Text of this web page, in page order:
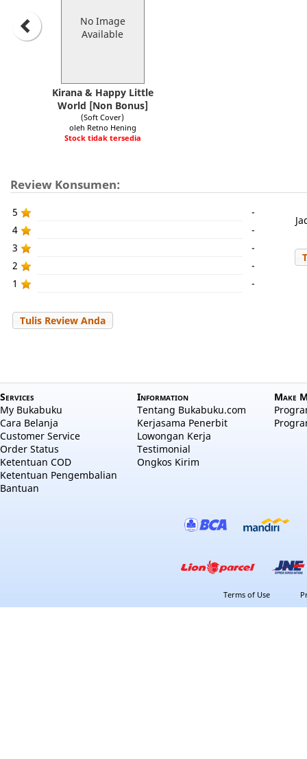
No Image
Available
Kirana & Happy Little
World [Non Bonus]
(Soft Cover)
oleh Retno Hening
Stock tidak tersedia
Review Konsumen:
5
-
4
-
3
-
2
-
1
-
Tulis Review Anda
Services
My Bukabuku
Cara Belanja
Customer Service
Order Status
Ketentuan COD
Ketentuan Pengembalian
Bantuan
Information
Tentang Bukabuku.com
Kerjasama Penerbit
Lowongan Kerja
Testimonial
Ongkos Kirim
Make
Terms of Use